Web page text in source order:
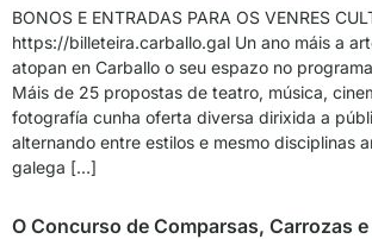
BONOS E ENTRADAS PARA OS VENRES
https://billeteira.carballo.gal Un ano máis a
atopan en Carballo o seu espazo no
Máis de 25 propostas de teatro, música,
fotografía cunha oferta diversa dirixida a
alternando entre estilos e mesmo disciplinas
galega […]
O Concurso de Comparsas, Carrozas